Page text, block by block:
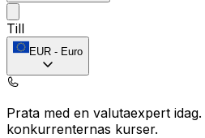
Till
EUR - Euro
Prata med en valutaexpert idag.
konkurrenternas kurser.